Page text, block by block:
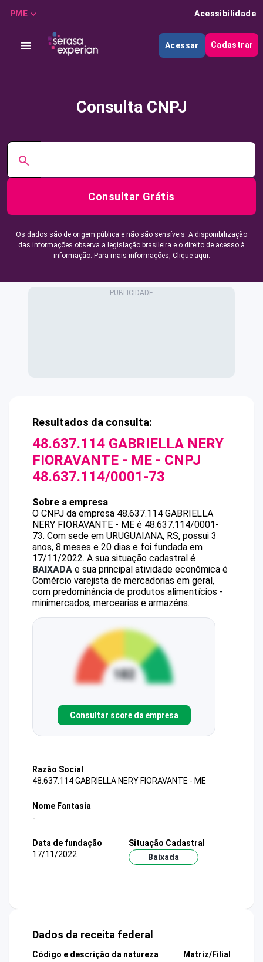
PME Acessibilidade
Acessar Cadastrar
Consulta CNPJ
Consultar Grátis
Os dados são de origem pública e não são sensíveis. A disponibilização
das informações observa a legislação brasileira e o direito de acesso à
informação. Para mais informações, Clique aqui.
Resultados da consulta:
48.637.114 GABRIELLA NERY
FIORAVANTE - ME - CNPJ
48.637.114/0001-73
Sobre a empresa
O CNPJ da empresa 48.637.114 GABRIELLA
NERY FIORAVANTE - ME é 48.637.114/0001-
73. Com sede em URUGUAIANA, RS, possui 3
anos, 8 meses e 20 dias e foi fundada em
17/11/2022. A sua situação cadastral é
BAIXADA e sua principal atividade econômica é
Comércio varejista de mercadorias em geral,
com predominância de produtos alimentícios -
minimercados, mercearias e armazéns.
Consultar score da empresa
Razão Social
48.637.114 GABRIELLA NERY FIORAVANTE - ME
Nome Fantasia
-
Data de fundação
17/11/2022
Situação Cadastral
Baixada
Dados da receita federal
Código e descrição da natureza
Matriz/Filial